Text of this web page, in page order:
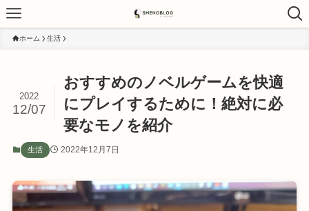
ホーム 生活
おすすめのノベルゲームを快適
にプレイするために！絶対に必
要なモノを紹介
2022
12/07
生活 2022年12月7日